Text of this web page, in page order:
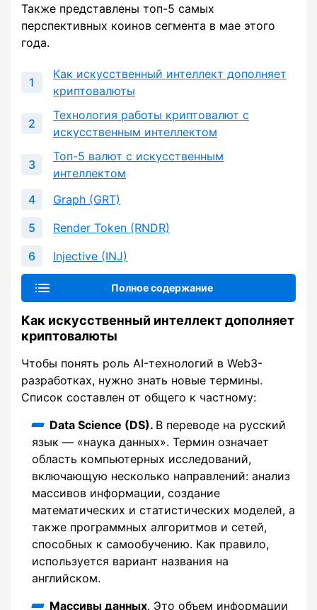
Также представлены топ-5 самых
перспективных коинов сегмента в мае этого
года.
Как искусственный интеллект дополняет
криптовалюты
Технология работы криптовалют с
искусственным интеллектом
Топ-5 валют с искусственным
интеллектом
Graph (GRT)
Render Token (RNDR)
Injective (INJ)
Полное содержание
Как искусственный интеллект дополняет
криптовалюты
Чтобы понять роль AI-технологий в Web3-
разработках, нужно знать новые термины.
Список составлен от общего к частному:
Data Science (DS). В переводе на русский
язык — «наука данных». Термин означает
область компьютерных исследований,
включающую несколько направлений: анализ
массивов информации, создание
математических и статистических моделей, а
также программных алгоритмов и сетей,
способных к самообучению. Как правило,
используется вариант названия на
английском.
Массивы данных. Это объем информации